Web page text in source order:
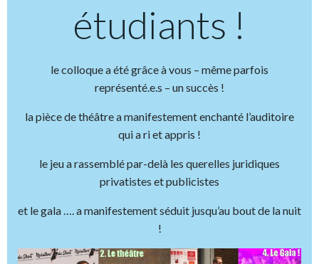
étudiants !
le colloque a été grâce à vous – même parfois
représenté.e.s – un succès !
la pièce de théâtre a manifestement enchanté l’auditoire
qui a ri et appris !
le jeu a rassemblé par-delà les querelles juridiques
privatistes et publicistes
et le gala …. a manifestement séduit jusqu’au bout de la nuit
!